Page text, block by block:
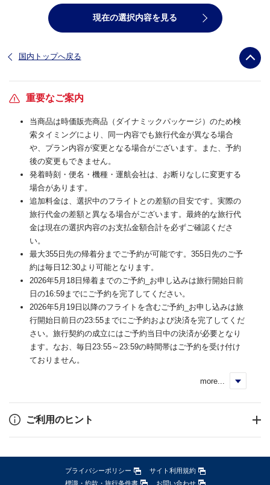
現在の選択内容を見る
国内トップへ戻る
重要なご案内
当商品は時価販売商品（ダイナミックパッケージ）のため検
索タイミングにより、同一内容でも旅行代金が異なる場合
や、プラン内容が変更となる場合がございます。また、予約
後の変更もできません。
発着時刻・便名・機種・運航会社は、お断りなしに変更する
場合があります。
追加料金は、選択中のフライトとの差額の目安です。実際の
旅行代金の差額と異なる場合がございます。最終的な旅行代
金は現在の選択内容のお支払金額合計を必ずご確認くださ
い。
最大355日先の帰着分までご予約が可能です。355日先のご予
約は毎日12:30より可能となります。
2026年5月18日帰着までのご予約_お申し込みは旅行開始日前
日の16:59までにご予約を完了してください。
2026年5月19日以降のフライトを含むご予約_お申し込みは旅
行開始日前日の23:55までにご予約および決済を完了してくだ
さい。旅行契約の成立にはご予約当日中の決済が必要となり
ます。なお、毎日23:55～23:59の時間帯はご予約を受け付け
ておりません。
more...
ご利用のヒント
プライバシーポリシー
サイト利用規約
標識・約款・旅行条件書
お問い合わせ